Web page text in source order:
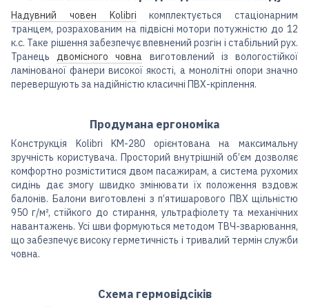
Надувний човен Kolibri комплектується стаціонарним
транцем, розрахованим на підвісні мотори потужністю до 12
к.с. Таке рішення забезпечує впевнений розгін і стабільний рух.
Транецьдвомісного човна виготовлений із вологостійкої
ламінованої фанери високої якості, а монолітні опори значно
перевершують за надійністю класичні ПВХ-кріплення.
Продумана ергономіка
Конструкція Kolibri KM-280 орієнтована на максимальну
зручність користувача. Просторий внутрішній об’єм дозволяє
комфортно розміститися двом пасажирам, а система рухомих
сидінь дає змогу швидко змінювати їх положення вздовж
балонів. Балони виготовлені з п’ятишарового ПВХ щільністю
950 г/м², стійкого до стирання, ультрафіолету та механічних
навантажень. Усі шви формуються методом ТВЧ-зварювання,
що забезпечує високу герметичність і тривалий термін служби
човна.
Схема гермовідсіків